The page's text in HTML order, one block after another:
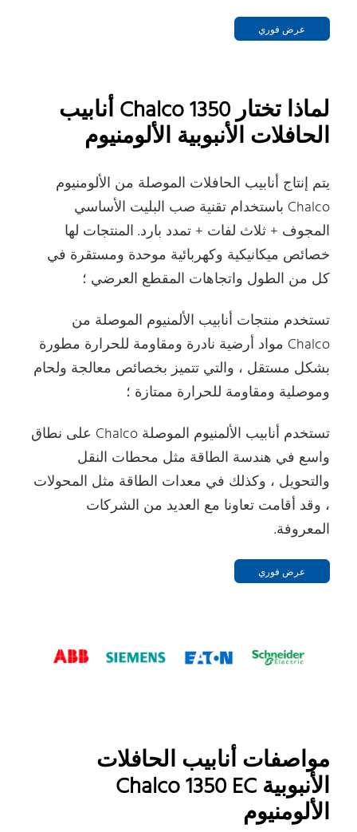
عرض فوري
لماذا تختار Chalco 1350 أنابيب
الحافلات الأنبوبية الألومنيوم
يتم إنتاج أنابيب الحافلات الموصلة من الألومنيوم
Chalco باستخدام تقنية صب البليت الأساسي
المجوف + ثلاث لفات + تمدد بارد. المنتجات لها
خصائص ميكانيكية وكهربائية موحدة ومستقرة في
كل من الطول واتجاهات المقطع العرضي ؛
تستخدم منتجات أنابيب الألمنيوم الموصلة من
Chalco مواد أرضية نادرة ومقاومة للحرارة مطورة
بشكل مستقل ، والتي تتميز بخصائص معالجة ولحام
وموصلية ومقاومة للحرارة ممتازة ؛
تستخدم أنابيب الألمنيوم الموصلة Chalco على نطاق
واسع في هندسة الطاقة مثل محطات النقل
والتحويل ، وكذلك في معدات الطاقة مثل المحولات
، وقد أقامت تعاونا مع العديد من الشركات
المعروفة.
عرض فوري
مواصفات أنابيب الحافلات
الأنبوبية Chalco 1350 EC
الألومنيوم